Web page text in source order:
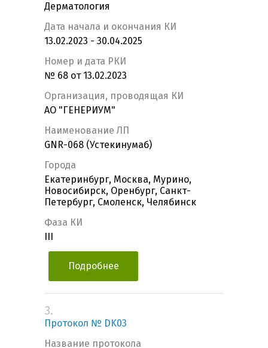
Дерматология
Дата начала и окончания КИ
13.02.2023 - 30.04.2025
Номер и дата РКИ
№ 68 от 13.02.2023
Организация, проводящая КИ
АО "ГЕНЕРИУМ"
Наименование ЛП
GNR-068 (Устекинумаб)
Города
Екатеринбург, Москва, Мурино,
Новосибирск, Оренбург, Санкт-
Петербург, Смоленск, Челябинск
Фаза КИ
Подробнее
3.
Протокол № DK03
Название протокола